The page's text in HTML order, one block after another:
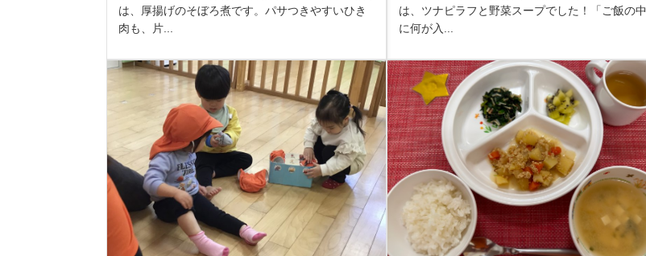
は、厚揚げのそぼろ煮です。パサつきやすいひき
肉も、片...
は、ツナピラフと野菜スープでした！「ご飯の中
に何が入...